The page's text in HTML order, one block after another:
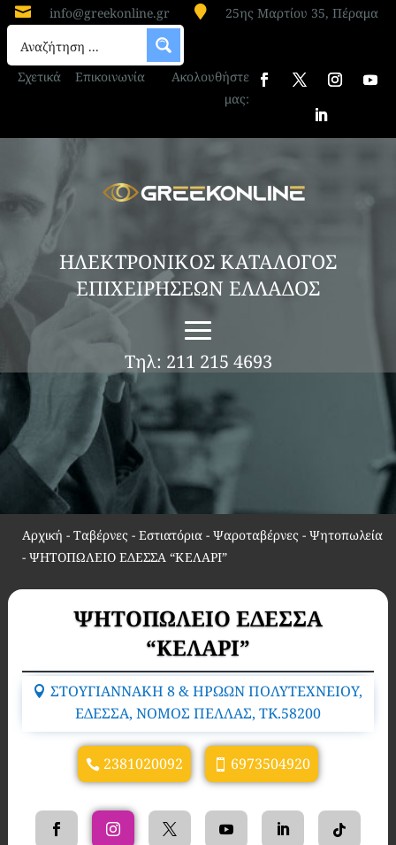
 info@greekonline.gr  25ης Μαρτίου 35, Πέραμα
Σχετικά Επικοινωνία
Ακολουθήστε
μας:
ΗΛΕΚΤΡΟΝΙΚΟΣ ΚΑΤΑΛΟΓΟΣ
ΕΠΙΧΕΙΡΗΣΕΩΝ ΕΛΛΑΔΟΣ
Τηλ: 211 215 4693
Αρχική - Ταβέρνες - Εστιατόρια - Ψαροταβέρνες - Ψητοπωλεία
- ΨΗΤΟΠΩΛΕΙΟ ΕΔΕΣΣΑ “ΚΕΛΑΡΙ”
ΨΗΤΟΠΩΛΕΙΟ ΕΔΕΣΣΑ
“ΚΕΛΑΡΙ”
ΣΤΟΥΓΙΑΝΝΑΚΗ 8 & ΗΡΩΩΝ ΠΟΛΥΤΕΧΝΕΙΟΥ,
ΕΔΕΣΣΑ, ΝΟΜΟΣ ΠΕΛΛΑΣ, TK.58200
2381020092 6973504920